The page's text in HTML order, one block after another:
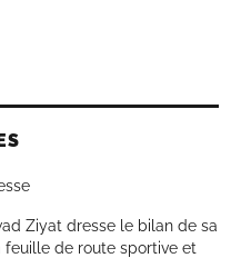
Ziyat dresse le bilan de sa
feuille de route sportive et